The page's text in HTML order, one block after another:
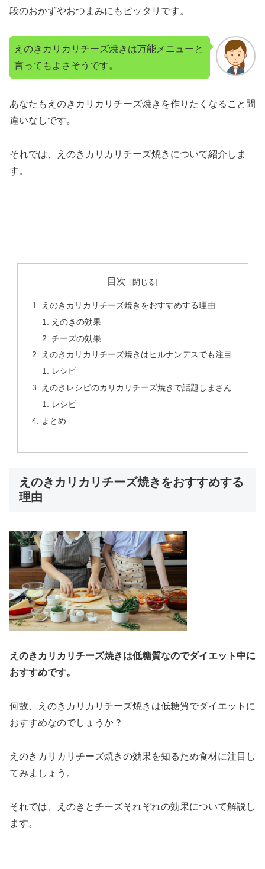
段のおかずやおつまみにもピッタリです。
えのきカリカリチーズ焼きは万能メニューと
言ってもよさそうです。
あなたもえのきカリカリチーズ焼きを作りたくなること間
違いなしです。
それでは、えのきカリカリチーズ焼きについて紹介しま
す。
目次
えのきカリカリチーズ焼きをおすすめする理由
えのきの効果
チーズの効果
えのきカリカリチーズ焼きはヒルナンデスでも注目
レシピ
えのきレシピのカリカリチーズ焼きで話題しまさん
レシピ
まとめ
えのきカリカリチーズ焼きをおすすめする
理由
えのきカリカリチーズ焼きは低糖質なのでダイエット中に
おすすめです。
何故、えのきカリカリチーズ焼きは低糖質でダイエットに
おすすめなのでしょうか？
えのきカリカリチーズ焼きの効果を知るため食材に注目し
てみましょう。
それでは、えのきとチーズそれぞれの効果について解説し
ます。